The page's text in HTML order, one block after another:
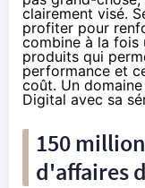
clairement visé.
profiter pour
combine à la fois
produits qui
performance et
coût. Un
Digital avec sa
150
d'affaires